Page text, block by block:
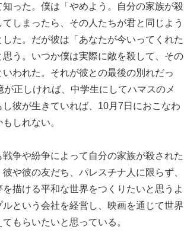
った。僕は「やめよう。自分の家族が殺
しまったら、その人たちが君と同じよう
た。だが彼は「あなたが今いってくれた
う。いつか僕は実際に敵を殺して、その
われた。それが彼との最後の別れだっ
正しければ、中学生にしてハマスのメ
彼が生きていれば、10月7日におこなわ
しれない。
争や紛争によって自分の家族が殺された
や彼の友だち、パレスチナ人に限らず、
描ける平和な世界をつくりたいと思うよ
という会社を経営し、映画を通じて世界
もらいたいと思っている。